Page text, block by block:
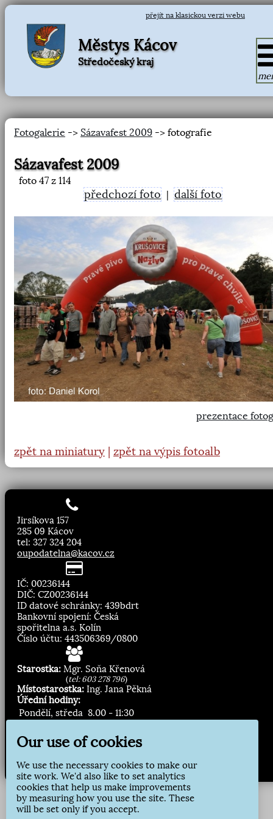
přejít na klasickou verzi webu
Městys Kácov
Středočeský kraj
Fotogalerie -> Sázavafest 2009 -> fotografie
Sázavafest 2009
foto 47 z 114
předchozí foto |další foto
prezentace
zpět na miniatury zpět na výpis fotoalb
Jirsíkova 157
285 09 Kácov
tel: 327 324 204
oupodatelna@kacov.cz
IČ: 00236144
DIČ: CZ00236144
ID datové schránky: 439bdrt
Bankovní spojení: Česká
spořitelna a.s. Kolín
Číslo účtu: 443506369/0800
Starostka: Mgr. Soňa Křenová
(tel: 603 278 796)
Místostarostka: Ing. Jana Pěkná
Úřední hodiny:
Pondělí, středa 8.00 - 11:30
Přihlásit odběr
Our use of cookies
We use the necessary cookies to make our
site work. We'd also like to set analytics
cookies that help us make improvements
by measuring how you use the site. These
will be set only if you accept.